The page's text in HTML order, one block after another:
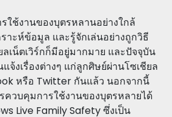
ช้งานของบุตรหลานอย่างใกล้
าะห์ข้อมูล และรู้จักเล่นอย่างถูกวิธี
ลเน็ตเวิร์กก็มีอยู่มากมาย และปัจจุบัน
จ้งเรื่องต่างๆ แก่ลูกศิษย์ผ่านโซเชียล
หรือ Twitter กันแล้ว นอกจากนี้
ควบคุมการใช้งานของบุตรหลายได้
Live Family Safety ซึ่งเป็น